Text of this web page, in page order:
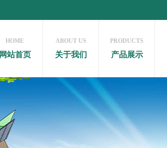
HOME
网站首页
ABOUT US
关于我们
PRODUCTS
产品展示